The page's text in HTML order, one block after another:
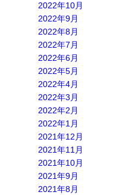
2022年10月
2022年9月
2022年8月
2022年7月
2022年6月
2022年5月
2022年4月
2022年3月
2022年2月
2022年1月
2021年12月
2021年11月
2021年10月
2021年9月
2021年8月